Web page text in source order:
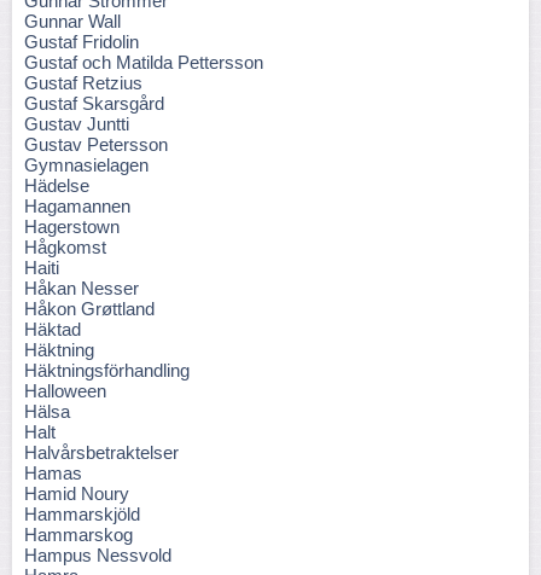
Gunnar Wall
Gustaf Fridolin
Gustaf och Matilda Pettersson
Gustaf Retzius
Gustaf Skarsgård
Gustav Juntti
Gustav Petersson
Gymnasielagen
Hädelse
Hagamannen
Hagerstown
Hågkomst
Haiti
Håkan Nesser
Håkon Grøttland
Häktad
Häktning
Häktningsförhandling
Halloween
Hälsa
Halt
Halvårsbetraktelser
Hamas
Hamid Noury
Hammarskjöld
Hammarskog
Hampus Nessvold